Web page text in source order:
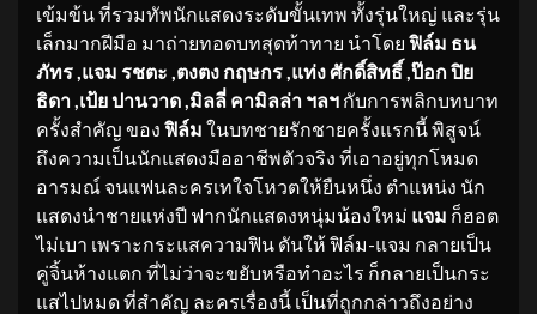
เข้มข้น ที่รวมทัพนักแสดงระดับขั้นเทพ ทั้งรุ่นใหญ่ และรุ่น
เล็กมากฝีมือ มาถ่ายทอดบทสุดท้าทาย นำโดย ฟิล์ม ธน
ภัทร ,แจม รชตะ ,ตงตง กฤษกร ,แท่งศักดิ์สิทธิ์ ,ป๊อก ปิย
ธิดา ,เป้ย ปานวาด ,มิลลี่ คามิลล่า ฯลฯ กับการพลิกบทบาท
ครั้งสำคัญ ของ ฟิล์ม ในบทชายรักชายครั้งแรกนี้ พิสูจน์
ถึงความเป็นนักแสดงมืออาชีพตัวจริง ที่เอาอยู่ทุกโหมด
อารมณ์ จนแฟนละครเทใจโหวตให้ยืนหนึ่ง ตำแหน่ง นัก
แสดงนำชายแห่งปี ฟากนักแสดงหนุ่มน้องใหม่ แจม ก็ฮอต
ไม่เบา เพราะกระแสความฟิน ดันให้ ฟิล์ม-แจม กลายเป็น
คู่จิ้นห้างแตก ที่ไม่ว่าจะขยับหรือทำอะไร ก็กลายเป็นกระ
แสไปหมด ที่สำคัญ ละครเรื่องนี้ เป็นที่ถูกกล่าวถึงอย่าง